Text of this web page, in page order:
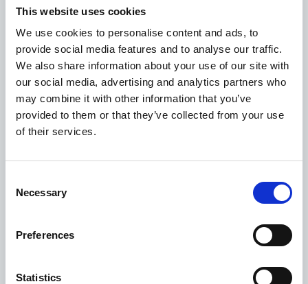
This website uses cookies
We use cookies to personalise content and ads, to
provide social media features and to analyse our traffic.
We also share information about your use of our site with
our social media, advertising and analytics partners who
may combine it with other information that you’ve
provided to them or that they’ve collected from your use
of their services.
Selection
Necessary
Preferences
Statistics
AMATI ALDO
Detaily
ASOCIACE STRATEGICKÉ KOMUNIKACE A